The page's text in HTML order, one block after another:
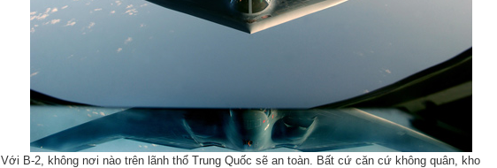
Với B-2, không nơi nào trên lãnh thổ Trung Quốc sẽ an toàn. Bất cứ căn cứ không quân, kho